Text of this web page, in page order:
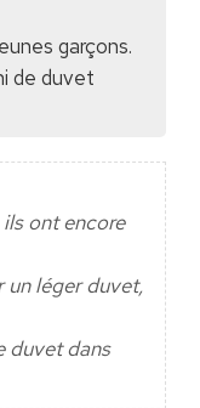
garçons.
de duvet
ont encore
un léger duvet,
duvet dans